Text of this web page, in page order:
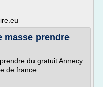
masse prendre
du gratuit Annecy
de france